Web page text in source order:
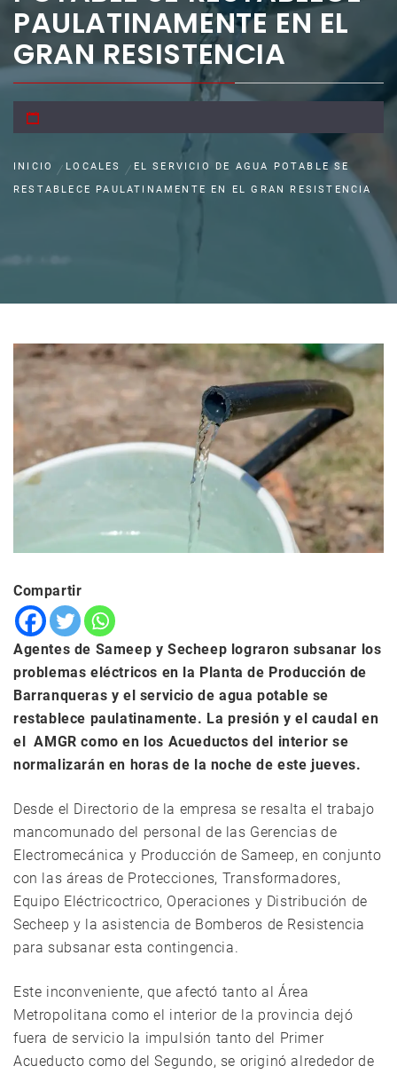
PAULATINAMENTE EN EL
GRAN RESISTENCIA
INICIO LOCALES
EL SERVICIO DE AGUA POTABLE SE
RESTABLECE PAULATINAMENTE EN EL GRAN RESISTENCIA
Compartir
Agentes de Sameep y Secheep lograron subsanar los
problemas eléctricos en la Planta de Producción de
Barranqueras y el servicio de agua potable se
restablece paulatinamente. La presión y el caudal en
el AMGR como en los Acueductos del interior se
normalizarán en horas de la noche de este jueves.
Desde el Directorio de la empresa se resalta el trabajo
mancomunado del personal de las Gerencias de
Electromecánica y Producción de Sameep, en conjunto
con las áreas de Protecciones, Transformadores,
Equipo Eléctricoctrico, Operaciones y Distribución de
Secheep y la asistencia de Bomberos de Resistencia
para subsanar esta contingencia.
Este inconveniente, que afectó tanto al Área
Metropolitana como el interior de la provincia dejó
fuera de servicio la impulsión tanto del Primer
Acueducto como del Segundo, se originó alrededor de